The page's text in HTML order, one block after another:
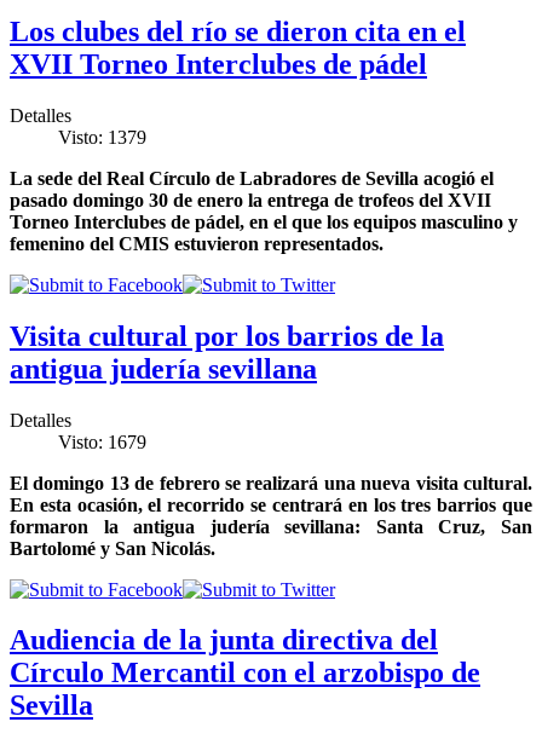
Los clubes del río se dieron cita en el
XVII Torneo Interclubes de pádel
Detalles
Visto: 1379
La sede del Real Círculo de Labradores de Sevilla acogió el
pasado domingo 30 de enero la entrega de trofeos del XVII
Torneo Interclubes de pádel, en el que los equipos masculino y
femenino del CMIS estuvieron representados.
Visita cultural por los barrios de la
antigua judería sevillana
Detalles
Visto: 1679
El domingo 13 de febrero se realizará una nueva visita cultural.
En esta ocasión, el recorrido se centrará en los tres barrios que
formaron la antigua judería sevillana: Santa Cruz, San
Bartolomé y San Nicolás.
Audiencia de la junta directiva del
Círculo Mercantil con el arzobispo de
Sevilla